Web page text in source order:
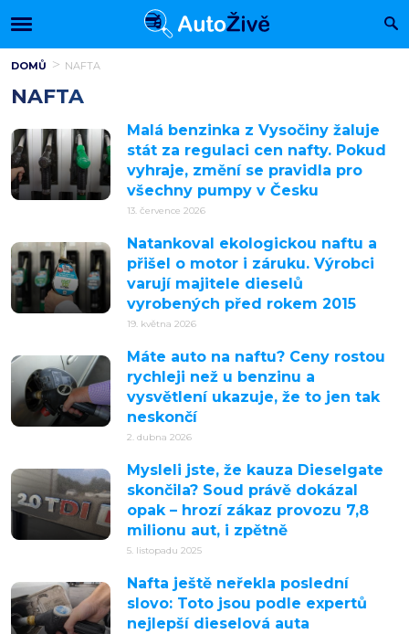
DOMŮ NAFTA
NAFTA
Malá benzinka z Vysočiny žaluje
stát za regulaci cen nafty. Pokud
vyhraje, změní se pravidla pro
všechny pumpy v Česku
13. července 2026
Natankoval ekologickou naftu a
přišel o motor i záruku. Výrobci
varují majitele dieselů
vyrobených před rokem 2015
19. května 2026
Máte auto na naftu? Ceny rostou
rychleji než u benzinu a
vysvětlení ukazuje, že to jen tak
neskončí
2. dubna 2026
Mysleli jste, že kauza Dieselgate
skončila? Soud právě dokázal
opak – hrozí zákaz provozu 7,8
milionu aut, i zpětně
5. listopadu 2025
Nafta ještě neřekla poslední
slovo: Toto jsou podle expertů
nejlepší dieselová auta